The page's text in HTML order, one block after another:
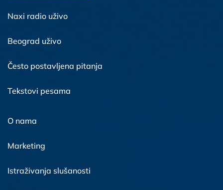
Naxi radio uživo
Beograd uživo
Često postavljena pitanja
Tekstovi pesama
O nama
Marketing
Istraživanja slušanosti